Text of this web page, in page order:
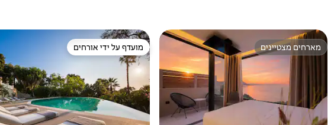
מארחים מצטיינים
מארחים מצטיינים מועדף על ידי אורחים
מועדף על ידי אורחים